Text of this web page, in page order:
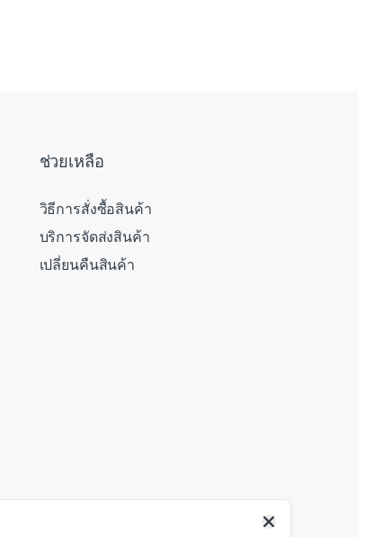
ช่วยเหลือ
วิธีการสั่งซื้อสินค้า
บริการจัดส่งสินค้า
เปลี่ยนคืนสินค้า